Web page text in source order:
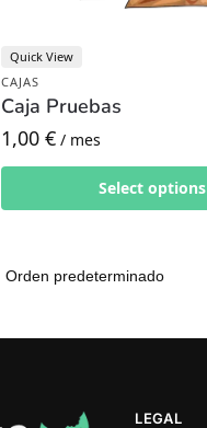
CAJAS
Caja Pruebas
1,00 € / mes
Select options
Quick View
LEGAL